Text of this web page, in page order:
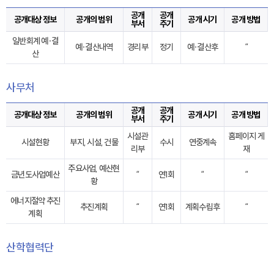
공개대상 정보 공개의 범위 공개
부서
공개
주기 공개 시기
공개 방법
일반회계 예·결
산
예·결산내역 경리부 정기 예·결산후 “
사무처
공개대상 정보 공개의 범위 공개
부서
공개
주기 공개 시기 공개 방법
시설현황 부지, 시설, 건물
시설관
리부
수시 연중계속
홈페이지 게
재
금년도사업예산
주요사업, 예산현
황
“ 연1회 “ “
에너지절약 추진
계획
추진계획 “ 연1회 계획수립후 “
산학협력단